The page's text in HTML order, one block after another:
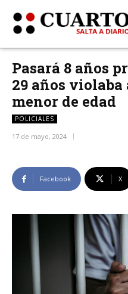
Pasará 8 años
29 años
menor de edad
POLICIALES
17 de mayo, 2024
Facebook X